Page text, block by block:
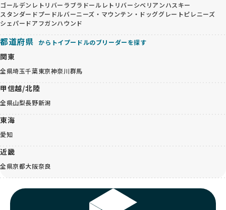
ゴールデンレトリバー ラブラドールレトリバーシベリアンハスキー
スタンダードプードルバーニーズ・マウンテン・ドッググレートピレニーズ
シェパードアフガンハウンド
都道府県 からトイプードルのブリーダーを探す
関東
全県埼玉千葉東京神奈川群馬
甲信越/北陸
全県山梨長野新潟
東海
愛知
近畿
全県京都大阪奈良